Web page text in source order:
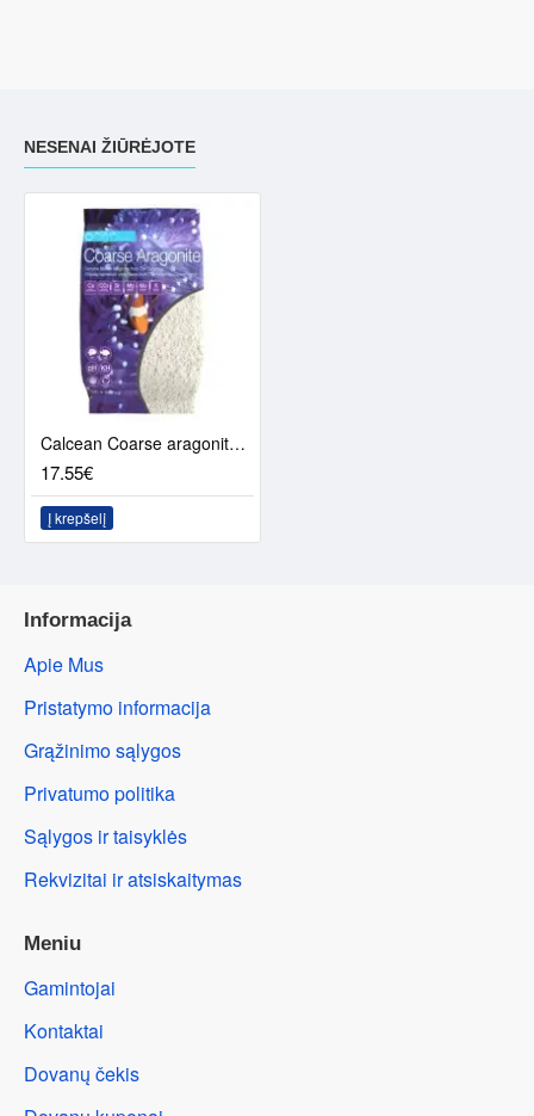
NESENAI ŽIŪRĖJOTE
Calcean Coarse aragonite - Bahamų aragonito smėlis (4,5 kg)
17.55€
Į krepšelį
Informacija
Apie Mus
Pristatymo informacija
Grąžinimo sąlygos
Privatumo politika
Sąlygos ir taisyklės
Rekvizitai ir atsiskaitymas
Meniu
Gamintojai
Kontaktai
Dovanų čekis